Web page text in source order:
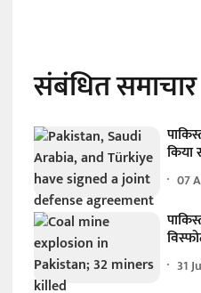
संबंधित समाचार
किया
07
31